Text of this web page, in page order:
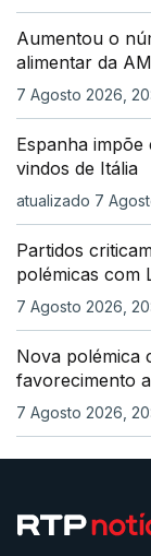
Aumentou o
alimentar da
7 Agosto 2026,
Espanha
vindos de Itália
atualizado 7
Partidos
polémicas com
7 Agosto 2026,
Nova polémica
favorecimento
7 Agosto 2026,